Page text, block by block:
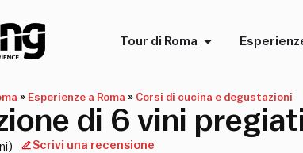
Tour di Roma
» Esperienze a Roma » Corsi di cucina e degustazioni
di 6 vini
Scrivi una recensione